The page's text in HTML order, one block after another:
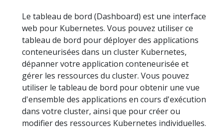
Le tableau de bord (Dashboard) est une interface
web pour Kubernetes. Vous pouvez utiliser ce
tableau de bord pour déployer des applications
conteneurisées dans un cluster Kubernetes,
dépanner votre application conteneurisée et
gérer les ressources du cluster. Vous pouvez
utiliser le tableau de bord pour obtenir une vue
d'ensemble des applications en cours d'exécution
dans votre cluster, ainsi que pour créer ou
modifier des ressources Kubernetes individuelles.